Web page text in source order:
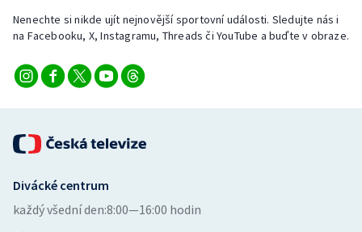
Nenechte si nikde ujít nejnovější sportovní události. Sledujte nás i
na Facebooku, X, Instagramu, Threads či YouTube a buďte v obraze.
Divácké centrum
každý všední den:8:00—16:00 hodin